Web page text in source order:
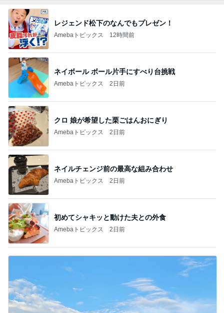
レジェンド松下のなんでもプレゼン！
Amebaトピックス 12時間前
ネイボール ボール片手にすべり台挑戦
Amebaトピックス 2日前
クロ 娘が希望した栗ごはんおにぎり
Amebaトピックス 2日前
ネイルチェンジ前の最高な組み合わせ
Amebaトピックス 2日前
初めてシャキッと動けた夫との外食
Amebaトピックス 2日前